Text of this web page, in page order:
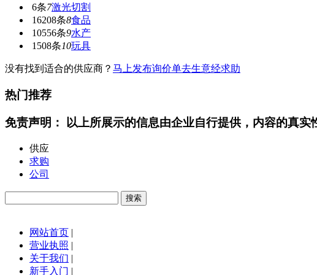
6条7激光切割
16208条8食品
10556条9水产
1508条10玩具
没有找到适合的供应商？ 马上发布询价单去生意经求助
热门推荐
免责声明： 以上所展示的信息由企业自行提供，内容的真
供应
求购
公司
网站首页 |
营业执照 |
关于我们 |
新手入门 |